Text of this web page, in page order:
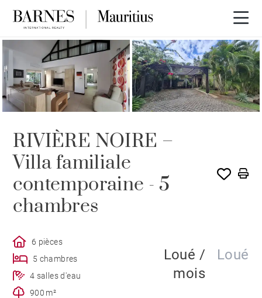
LOUÉ PAR BARNES
RIVIÈRE NOIRE –
Villa familiale
contemporaine - 5
chambres
6 pièces
5 chambres
4 salles d'eau
900 m²
Loué /
mois
Loué